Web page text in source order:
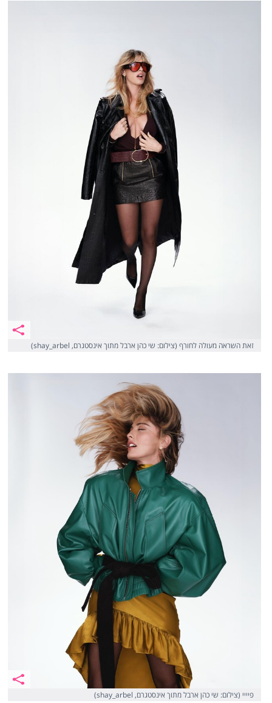
זאת השראה מעולה לחורף (צילום: שי כהן ארבל מתוך אינסטגרם, shay_arbel)
פיייי (צילום: שי כהן ארבל מתוך אינסטגרם, shay_arbel)